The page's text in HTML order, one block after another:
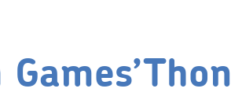
Games’Thon